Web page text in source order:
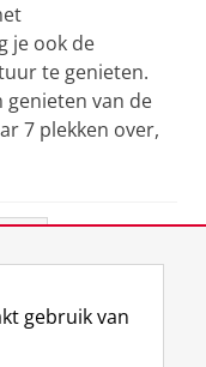
je ook de
te genieten.
genieten van de
7 plekken over,
gebruik van